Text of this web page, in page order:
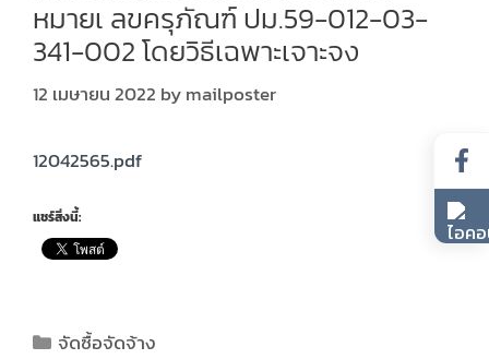
หมายเ ลขครุภัณฑ์ ปม.59-012-03-
341-002 โดยวิธีเฉพาะเจาะจง
12 เมษายน 2022 bymailposter
12042565.pdf
แชร์สิ่งนี้:
จัดซื้อจัดจ้าง